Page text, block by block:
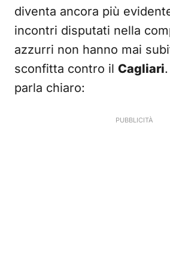
diventa ancora più
incontri disputati nella
azzurri non hanno mai
sconfitta contro il Cagliari
parla chiaro: